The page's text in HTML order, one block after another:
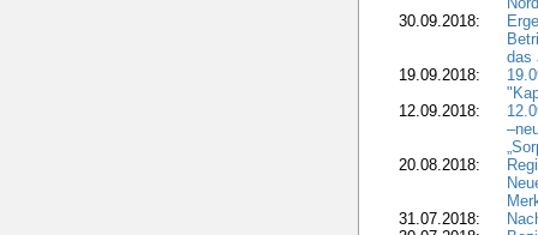
30.09.2018:
das
19.09.2018:
12.09.2018:
20.08.2018:
31.07.2018: